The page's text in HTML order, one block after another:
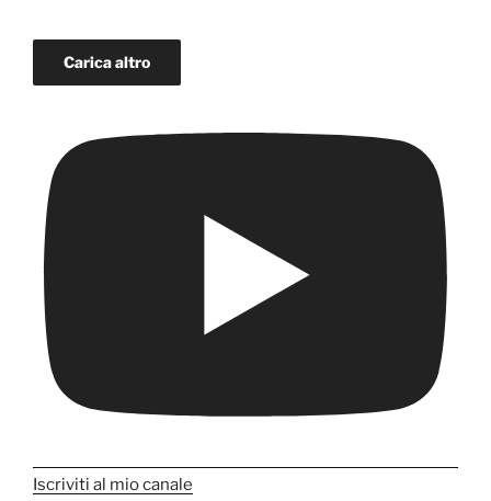
Carica altro
Iscriviti al mio canale